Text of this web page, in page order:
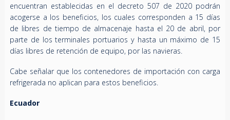
encuentran establecidas en el decreto 507 de 2020 podrán
acogerse a los beneficios, los cuales corresponden a 15 días
de libres de tiempo de almacenaje hasta el 20 de abril, por
parte de los terminales portuarios y hasta un máximo de 15
días libres de retención de equipo, por las navieras.
Cabe señalar que los contenedores de importación con carga
refrigerada no aplican para estos beneficios.
Ecuador